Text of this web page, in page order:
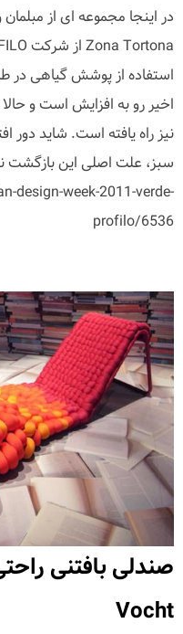
در اینجا مجموعه ای از
استفاده از پوشش گیاهی در
اخیر رو به افزایش است و حالا
سبز، علت اصلی این بازگشت
design-week-2011-verde-
profilo/6536
Vocht